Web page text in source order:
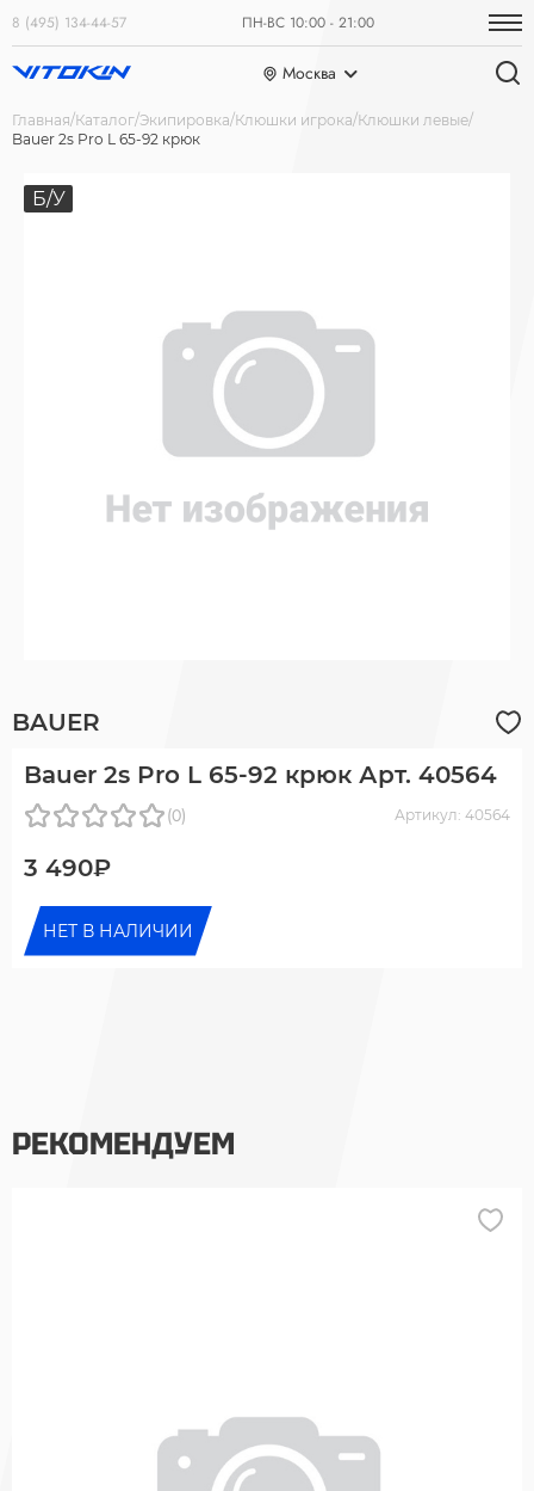
8 (495) 134-44-57 ПН-ВС 10:00 - 21:00
Москва
Главная Каталог Экипировка Клюшки игрока Клюшки левые
Bauer 2s Pro L 65-92 крюк
Б/У
BAUER
Bauer 2s Pro L 65-92 крюк Арт. 40564
(0) Артикул: 40564
3 490₽
НЕТ В НАЛИЧИИ
РЕКОМЕНДУЕМ